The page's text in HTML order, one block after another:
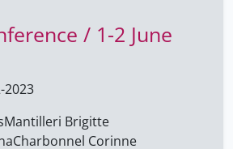
/ 1-2 June
2023
Mantilleri Brigitte
Charbonnel Corinne